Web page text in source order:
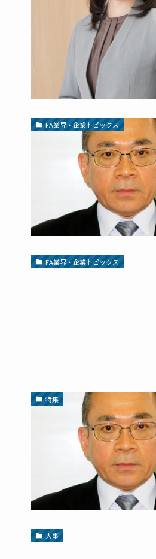
FA業界・企業トピックス
FA業界・企業トピックス
特集
人事